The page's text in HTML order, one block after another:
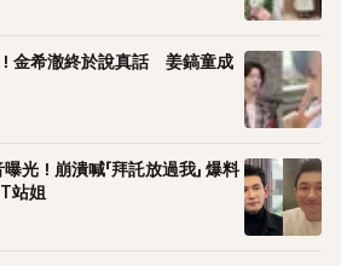
！金希澈終於說真話 姜鎬童成
光！崩潰喊「拜託放過我」 爆料
站姐